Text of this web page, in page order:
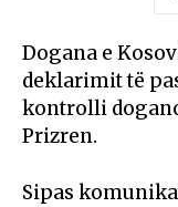
Dogana e
deklarimit të
kontrolli
Prizren.
Sipas